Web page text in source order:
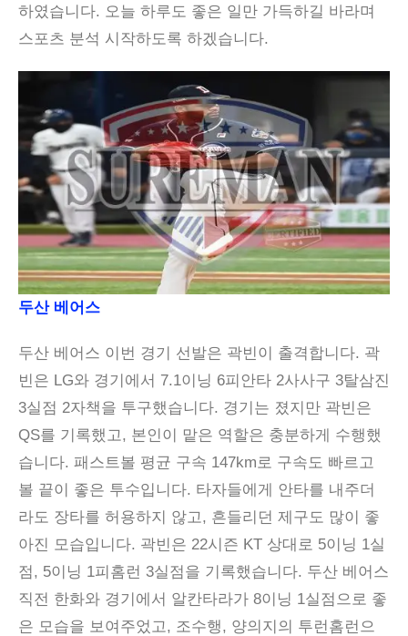
하였습니다. 오늘 하루도 좋은 일만 가득하길 바라며
스포츠 분석 시작하도록 하겠습니다.
두산 베어스
두산 베어스 이번 경기 선발은 곽빈이 출격합니다. 곽
빈은 LG와 경기에서 7.1이닝 6피안타 2사사구 3탈삼진
3실점 2자책을 투구했습니다. 경기는 졌지만 곽빈은
QS를 기록했고, 본인이 맡은 역할은 충분하게 수행했
습니다. 패스트볼 평균 구속 147km로 구속도 빠르고
볼 끝이 좋은 투수입니다. 타자들에게 안타를 내주더
라도 장타를 허용하지 않고, 흔들리던 제구도 많이 좋
아진 모습입니다. 곽빈은 22시즌 KT 상대로 5이닝 1실
점, 5이닝 1피홈런 3실점을 기록했습니다. 두산 베어스
직전 한화와 경기에서 알칸타라가 8이닝 1실점으로 좋
은 모습을 보여주었고, 조수행, 양의지의 투런홈런으